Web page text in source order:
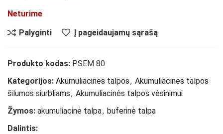
Neturime
Palyginti
Į pageidaujamų sąrašą
Produkto kodas: PSEM 80
Kategorijos: Akumuliacinės talpos, Akumuliacinės talpos
šilumos siurbliams, Akumuliacinės talpos vėsinimui
Žymos: akumuliacinė talpa, buferinė talpa
Dalintis: